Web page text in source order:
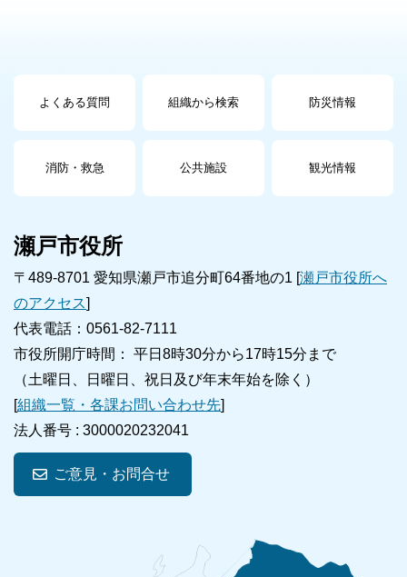
よくある質問 組織から検索 防災情報
消防・救急 公共施設 観光情報
瀬戸市役所
〒489-8701 愛知県瀬戸市追分町64番地の1 [瀬戸市役所へ
のアクセス]
代表電話：0561-82-7111
市役所開庁時間： 平日8時30分から17時15分まで
（土曜日、日曜日、祝日及び年末年始を除く）
[組織一覧・各課お問い合わせ先]
法人番号 : 3000020232041
ご意見・お問合せ